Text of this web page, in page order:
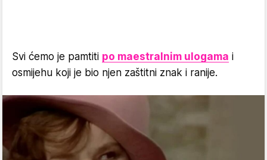
Svi ćemo je pamtiti po maestralnim ulogama i
osmijehu koji je bio njen zaštitni znak i ranije.